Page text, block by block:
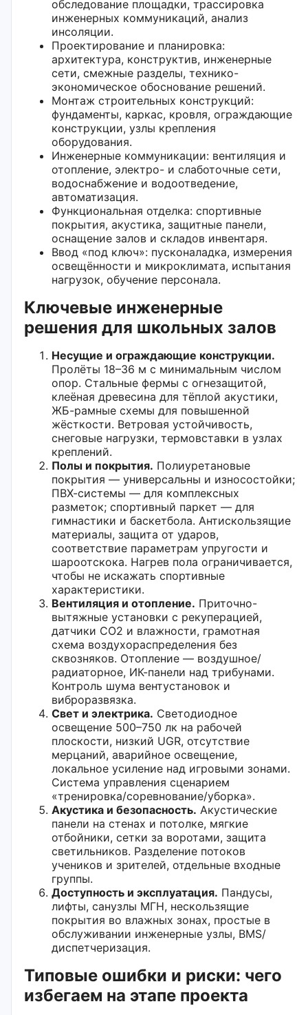
обследование площадки, трассировка
инженерных коммуникаций, анализ
инсоляции.
Проектирование и планировка:
архитектура, конструктив, инженерные
сети, смежные разделы, технико-
экономическое обоснование решений.
Монтаж строительных конструкций:
фундаменты, каркас, кровля, ограждающие
конструкции, узлы крепления
оборудования.
Инженерные коммуникации: вентиляция и
отопление, электро- и слаботочные сети,
водоснабжение и водоотведение,
автоматизация.
Функциональная отделка: спортивные
покрытия, акустика, защитные панели,
оснащение залов и складов инвентаря.
Ввод «под ключ»: пусконаладка, измерения
освещённости и микроклимата, испытания
нагрузок, обучение персонала.
Ключевые инженерные
решения для школьных залов
Несущие и ограждающие конструкции.
Пролёты 18–36 м с минимальным числом
опор. Стальные фермы с огнезащитой,
клеёная древесина для тёплой акустики,
ЖБ-рамные схемы для повышенной
жёсткости. Ветровая устойчивость,
снеговые нагрузки, термовставки в узлах
креплений.
Полы и покрытия. Полиуретановые
покрытия — универсальны и износостойки;
ПВХ-системы — для комплексных
разметок; спортивный паркет — для
гимнастики и баскетбола. Антискользящие
материалы, защита от ударов,
соответствие параметрам упругости и
шароотскока. Нагрев пола ограничивается,
чтобы не искажать спортивные
характеристики.
Вентиляция и отопление. Приточно-
вытяжные установки с рекуперацией,
датчики CO2 и влажности, грамотная
схема воздухораспределения без
сквозняков. Отопление — воздушное/
радиаторное, ИК-панели над трибунами.
Контроль шума вентустановок и
виброразвязка.
Свет и электрика. Светодиодное
освещение 500–750 лк на рабочей
плоскости, низкий UGR, отсутствие
мерцаний, аварийное освещение,
локальное усиление над игровыми зонами.
Система управления сценарием
«тренировка/соревнование/уборка».
Акустика и безопасность. Акустические
панели на стенах и потолке, мягкие
отбойники, сетки за воротами, защита
светильников. Разделение потоков
учеников и зрителей, отдельные входные
группы.
Доступность и эксплуатация. Пандусы,
лифты, санузлы МГН, нескользящие
покрытия во влажных зонах, простые в
обслуживании инженерные узлы, BMS/
диспетчеризация.
Типовые ошибки и риски: чего
избегаем на этапе проекта